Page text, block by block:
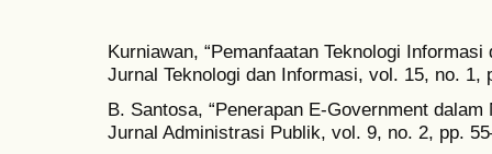
Kurniawan, “Pemanfaatan Teknologi
Jurnal Teknologi dan Informasi, vol. 15, no. 1,
B. Santosa, “Penerapan E-Government
Jurnal Administrasi Publik, vol. 9, no. 2, pp.